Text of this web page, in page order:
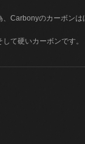
、Carbonyのカーボン
て硬いカーボンです。